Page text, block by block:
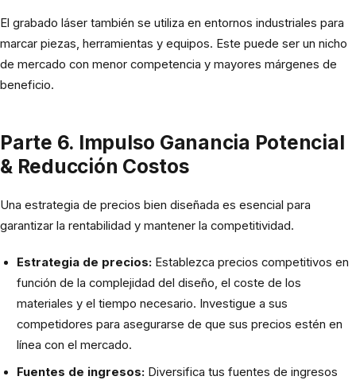
El grabado láser también se utiliza en entornos industriales para
marcar piezas, herramientas y equipos. Este puede ser un nicho
de mercado con menor competencia y mayores márgenes de
beneficio.
Parte 6. Impulso Ganancia Potencial
& Reducción Costos
Una estrategia de precios bien diseñada es esencial para
garantizar la rentabilidad y mantener la competitividad.
Estrategia de precios:Establezca precios competitivos en
función de la complejidad del diseño, el coste de los
materiales y el tiempo necesario. Investigue a sus
competidores para asegurarse de que sus precios estén en
línea con el mercado.
Fuentes de ingresos:Diversifica tus fuentes de ingresos